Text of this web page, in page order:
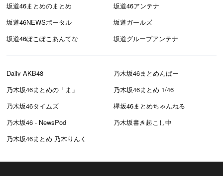
坂道46まとめのまとめ
坂道46アンテナ
坂道46NEWSポータル
坂道ガールズ
坂道46ぽこぽこあんてな
坂道グループアンテナ
Daily AKB48
乃木坂46まとめんばー
乃木坂46まとめの「ま」
乃木坂46まとめ 1/46
乃木坂46タイムズ
欅坂46まとめちゃんねる
乃木坂46 - NewsPod
乃木坂書き起こし中
乃木坂46まとめ 乃木りんく